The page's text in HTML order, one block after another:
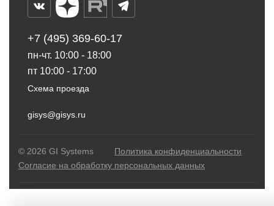
+7 (495) 369-60-17
пн-чт. 10:00 - 18:00
пт 10:00 - 17:00
Схема проезда
gisys@gisys.ru
© 2026 GI Systems
Политика конфиденциальности
Согласие на обработку персональных данных